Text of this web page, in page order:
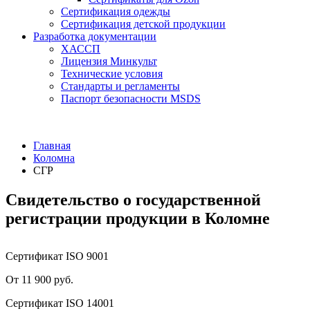
Сертификация одежды
Сертификация детской продукции
Разработка документации
ХАССП
Лицензия Минкульт
Технические условия
Стандарты и регламенты
Паспорт безопасности MSDS
Главная
Коломна
СГР
Свидетельство о государственной
регистрации продукции в Коломне
Сертификат ISO 9001
От 11 900 руб.
Сертификат ISO 14001